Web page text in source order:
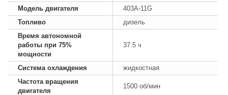
Модель двигателя
403A-11G
Топливо
дизель
Время автономной
работы при 75%
мощности
37.5 ч
Система охлаждения
жидкостная
Частота вращения
двигателя
1500 об/мин